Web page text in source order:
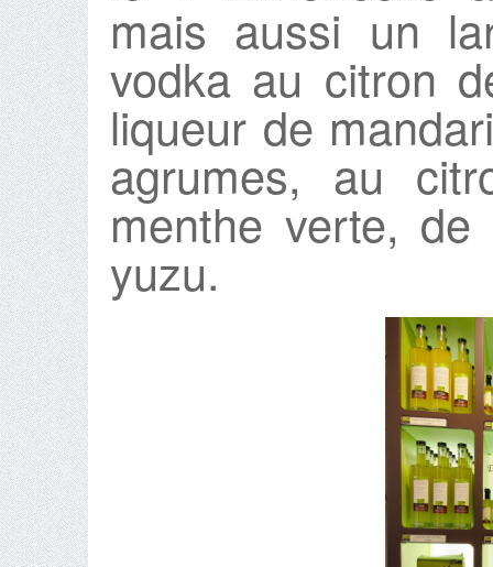
mais aussi un
vodka au citron
liqueur de
agrumes, au
menthe verte,
yuzu.